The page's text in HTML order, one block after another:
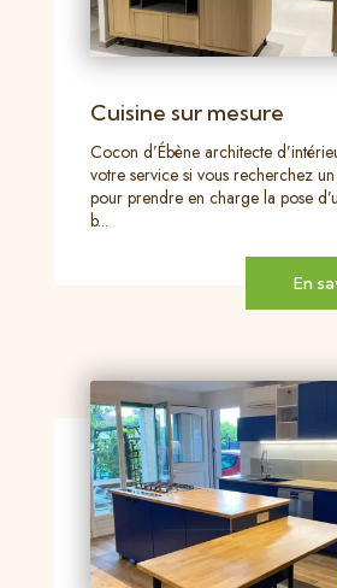
Cuisine sur mesure
Cocon d’Ébène architecte
votre service si vous recherchez
pour prendre en charge la pose
b...
En